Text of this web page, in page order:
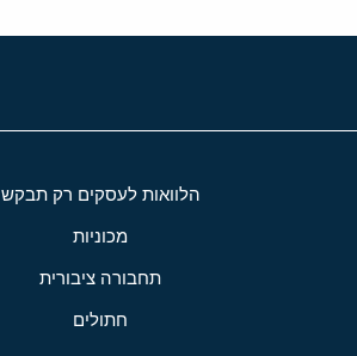
הלוואות לעסקים רק תבקש
מכוניות
תחבורה ציבורית
חתולים